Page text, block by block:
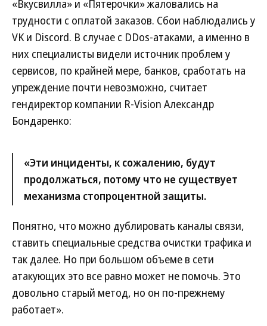
«Вкусвилла» и «Пятерочки» жаловались на
трудности с оплатой заказов. Сбои наблюдались у
VK и Discord. В случае с DDos-атаками, а именно в
них специалисты видели источник проблем у
сервисов, по крайней мере, банков, сработать на
упреждение почти невозможно, считает
гендиректор компании R-Vision Александр
Бондаренко:
«Эти инциденты, к сожалению, будут
продолжаться, потому что не существует
механизма стопроцентной защиты.
Понятно, что можно дублировать каналы связи,
ставить специальные средства очистки трафика и
так далее. Но при большом объеме в сети
атакующих это все равно может не помочь. Это
довольно старый метод, но он по-прежнему
работает».